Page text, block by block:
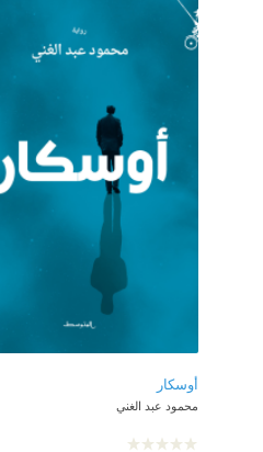
أوسكار
محمود عبد الغني